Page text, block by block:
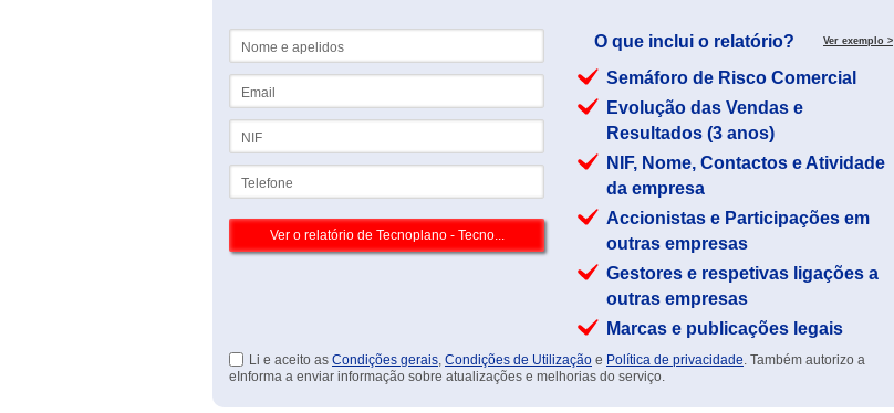
O que inclui o relatório? Ver exemplo >
Semáforo de Risco Comercial
Evolução das Vendas e
Resultados (3 anos)
NIF, Nome, Contactos e Atividade
da empresa
Accionistas e Participações em
outras empresas
Gestores e respetivas ligações a
outras empresas
Marcas e publicações legais
Li e aceito as Condições gerais, Condições de Utilização e Política de privacidade. Também autorizo a
eInforma a enviar informação sobre atualizações e melhorias do serviço.